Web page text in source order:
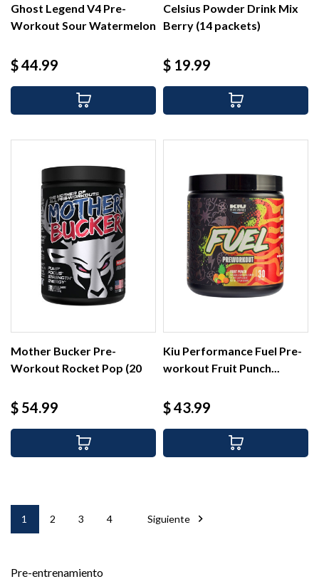
Ghost Legend V4 Pre-
Workout Sour Watermelon
Precio
$ 44.99
Celsius Powder Drink Mix
Berry (14 packets)
Precio
$ 19.99
Mother Bucker Pre-
Workout Rocket Pop (20
Precio
$ 54.99
Kiu Performance Fuel Pre-
workout Fruit Punch...
Precio
$ 43.99
1 2 3 4 Siguiente 
Pre-entrenamiento